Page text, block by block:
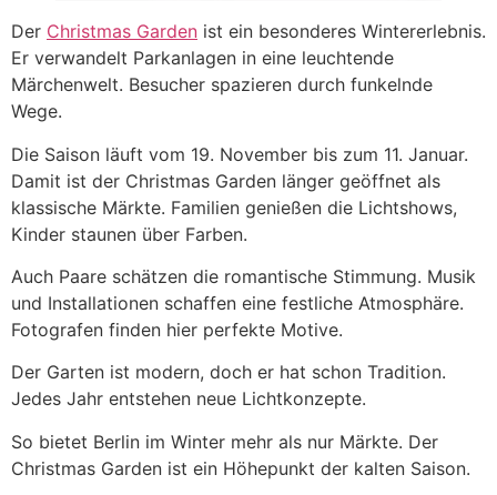
Der Christmas Garden ist ein besonderes Wintererlebnis.
Er verwandelt Parkanlagen in eine leuchtende
Märchenwelt. Besucher spazieren durch funkelnde
Wege.
Die Saison läuft vom 19. November bis zum 11. Januar.
Damit ist der Christmas Garden länger geöffnet als
klassische Märkte. Familien genießen die Lichtshows,
Kinder staunen über Farben.
Auch Paare schätzen die romantische Stimmung. Musik
und Installationen schaffen eine festliche Atmosphäre.
Fotografen finden hier perfekte Motive.
Der Garten ist modern, doch er hat schon Tradition.
Jedes Jahr entstehen neue Lichtkonzepte.
So bietet Berlin im Winter mehr als nur Märkte. Der
Christmas Garden ist ein Höhepunkt der kalten Saison.